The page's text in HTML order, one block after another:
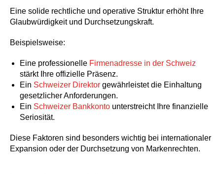
Eine solide rechtliche und operative Struktur erhöht Ihre
Glaubwürdigkeit und Durchsetzungskraft.
Beispielsweise:
Eine professionelle Firmenadresse in der Schweiz
stärkt Ihre offizielle Präsenz.
Ein Schweizer Direktor gewährleistet die Einhaltung
gesetzlicher Anforderungen.
Ein Schweizer Bankkonto unterstreicht Ihre finanzielle
Seriosität.
Diese Faktoren sind besonders wichtig bei internationaler
Expansion oder der Durchsetzung von Markenrechten.